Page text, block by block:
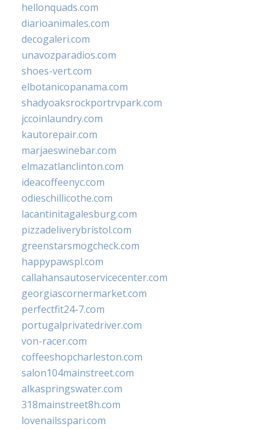
hellonquads.com
diarioanimales.com
decogaleri.com
unavozparadios.com
shoes-vert.com
elbotanicopanama.com
shadyoaksrockportrvpark.com
jccoinlaundry.com
kautorepair.com
marjaeswinebar.com
elmazatlanclinton.com
ideacoffeenyc.com
odieschillicothe.com
lacantinitagalesburg.com
pizzadeliverybristol.com
greenstarsmogcheck.com
happypawspl.com
callahansautoservicecenter.com
georgiascornermarket.com
perfectfit24-7.com
portugalprivatedriver.com
von-racer.com
coffeeshopcharleston.com
salon104mainstreet.com
alkaspringswater.com
318mainstreet8h.com
lovenailsspari.com